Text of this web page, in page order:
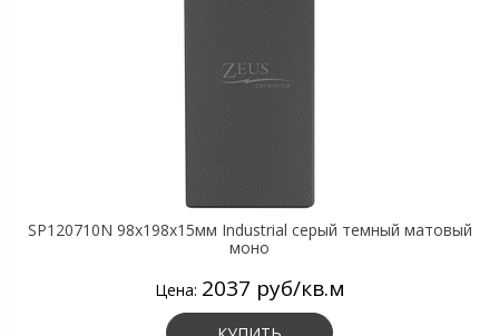
SP120710N 98х198х15мм Industrial серый темный матовый
моно
Цена: 2037 руб/кв.м